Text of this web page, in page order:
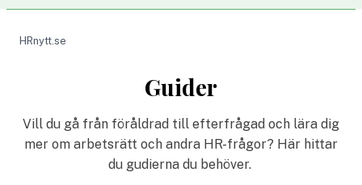
HRnytt.se
Guider
Vill du gå från föråldrad till efterfrågad och lära dig
mer om arbetsrätt och andra HR-frågor? Här hittar
du gudierna du behöver.